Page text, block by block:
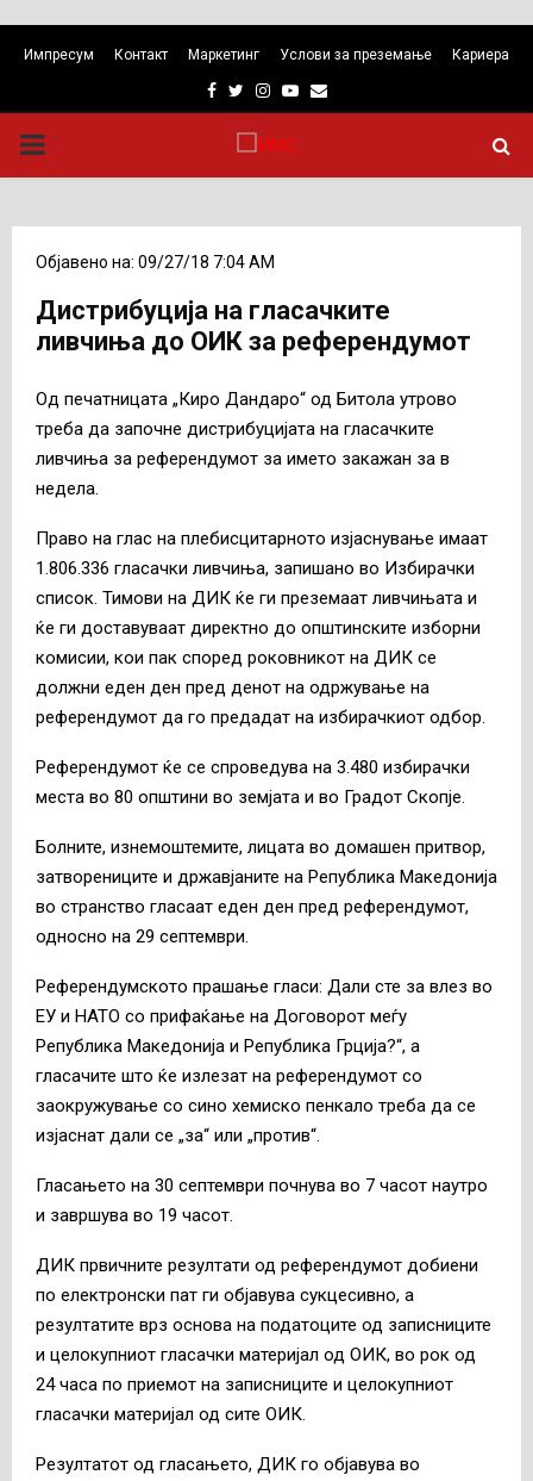
Импресум Контакт Маркетинг Услови за преземање Кариера
Facebook
TwitterInstagram
Youtube
Email
PRIMARY
Објавено на: 09/27/18 7:04 AM
Дистрибуција на гласачките
ливчиња до ОИК за референдумот
Од печатницата „Киро Дандаро“ од Битола утрово
треба да започне дистрибуцијата на гласачките
ливчиња за референдумот за името закажан за в
недела.
Право на глас на плебисцитарното изјаснување имаат
1.806.336 гласачки ливчиња, запишано во Избирачки
список. Тимови на ДИК ќе ги преземаат ливчињата и
ќе ги доставуваат директно до општинските изборни
комисии, кои пак според роковникот на ДИК се
должни еден ден пред денот на одржување на
референдумот да го предадат на избирачкиот одбор.
Референдумот ќе се спроведува на 3.480 избирачки
места во 80 општини во земјата и во Градот Скопје.
Болните, изнемоштемите, лицата во домашен притвор,
затворениците и државјаните на Република Македонија
во странство гласаат еден ден пред референдумот,
односно на 29 септември.
Референдумското прашање гласи: Дали сте за влез во
ЕУ и НАТО со прифаќање на Договорот меѓу
Република Македонија и Република Грција?“, а
гласачите што ќе излезат на референдумот со
заокружување со сино хемиско пенкало треба да се
изјаснат дали се „за“ или „против“.
Гласањето на 30 септември почнува во 7 часот наутро
и завршува во 19 часот.
ДИК првичните резултати од референдумот добиени
по електронски пат ги објавува сукцесивно, а
резултатите врз основа на податоците од записниците
и целокупниот гласачки материјал од ОИК, во рок од
24 часа по приемот на записниците и целокупниот
гласачки материјал од сите ОИК.
Резултатот од гласањето, ДИК го објавува во